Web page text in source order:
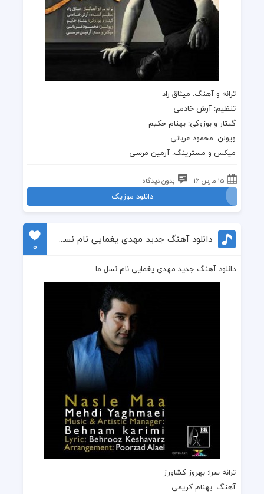
ترانه و آهنگ: میثاق راد
تنظیم: آرش خادمی
گیتار و بوزوکی: بهنام حکیم
ویولن: محمود عربانی
میکس و مسترینگ: آرمین مرسی
15 مارس 16 بدون دیدگاه
دانلود موزیک
دانلود آهنگ جدید مهدی یغمایی نام نسل ما
0
دانلود آهنگ جدید مهدی یغمایی نام نسل ما
ترانه سرا: بهروز کشاورز
آهنگ: بهنام کریمی